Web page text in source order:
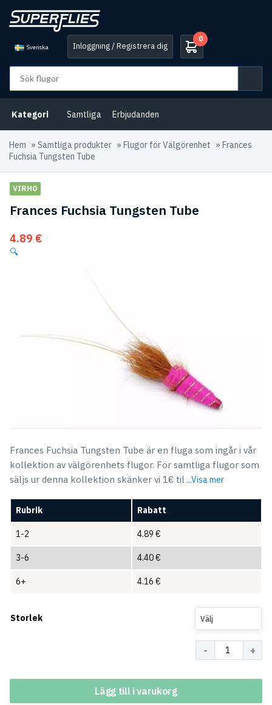
Svenska Inloggning / Registrera dig
0
Kategori Samtliga Erbjudanden
Hem » Samtliga produkter » Flugor för Välgörenhet » Frances
Fuchsia Tungsten Tube
VIRHO
Frances Fuchsia Tungsten Tube
4.89 €
🔍
Frances Fuchsia Tungsten Tube är en fluga som ingår i vår
kollektion av välgörenhets flugor. För samtliga flugor som
säljs ur denna kollektion skänker vi 1€ til ...Visa mer
Rubrik Rabatt
1-2 4.89 €
3-6 4.40€
6+ 4.16 €
Storlek Välj
Lägg till i varukorg